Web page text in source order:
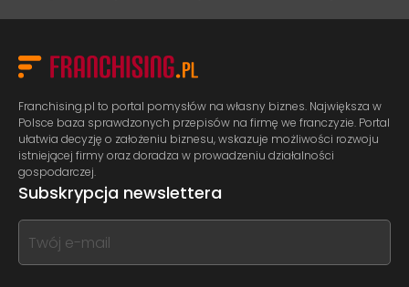
Franchising.pl to portal pomysłów na własny biznes. Największa w
Polsce baza sprawdzonych przepisów na firmę we franczyzie. Portal
ułatwia decyzję o założeniu biznesu, wskazuje możliwości rozwoju
istniejącej firmy oraz doradza w prowadzeniu działalności
gospodarczej.
Subskrypcja newslettera
If
you